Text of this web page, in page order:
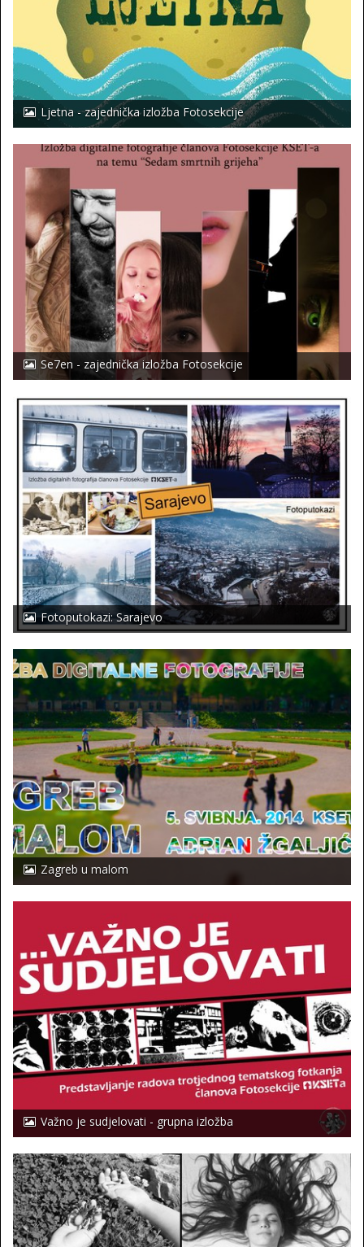
Ljetna - zajednička izložba Fotosekcije
Se7en - zajednička izložba Fotosekcije
Fotoputokazi: Sarajevo
Zagreb u malom
Važno je sudjelovati - grupna izložba